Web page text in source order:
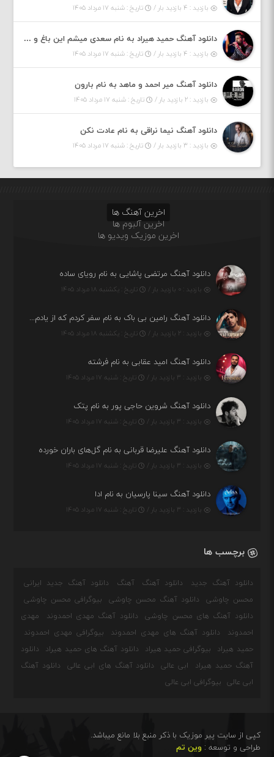
بازدید : ۴ بازدید بار / تاریخ : شنبه ۱۷ مرداد ۱۴۰۵
دانلود آهنگ حمید هیراد به نام سعدی میشم این باغ و گلستون کنی واسم خیام زمانه ام به تو پرت حواسم
بازدید : ۴ بازدید بار / تاریخ : شنبه ۱۷ مرداد ۱۴۰۵
دانلود آهنگ میر احمد و ماهد به نام بارون
بازدید : ۲ بازدید بار / تاریخ : شنبه ۱۷ مرداد ۱۴۰۵
دانلود آهنگ نیما نراقی به نام عادت نکن
بازدید : ۳ بازدید بار / تاریخ : شنبه ۱۷ مرداد ۱۴۰۵
اخرین آهنگ ها
اخرین آلبوم ها
اخرین موزیک ویدیو ها
دانلود آهنگ مرتضی پاشایی به نام رویای ساده
بازدید : ۰ بازدید بار / تاریخ : یکشنبه ۱۸ مرداد ۱۴۰۵
دانلود آهنگ رامین بی باک به نام سفر کردم که از یادم بری دیدم نمیشه
بازدید : ۲ بازدید بار / تاریخ : یکشنبه ۱۸ مرداد ۱۴۰۵
دانلود آهنگ امید عقابی به نام فرشته
بازدید : ۳ بازدید بار / تاریخ : شنبه ۱۷ مرداد ۱۴۰۵
دانلود آهنگ شروین حاجی پور به نام پتک
بازدید : ۳ بازدید بار / تاریخ : شنبه ۱۷ مرداد ۱۴۰۵
دانلود آهنگ علیرضا قربانی به نام گل‌های باران خورده
بازدید : ۳ بازدید بار / تاریخ : شنبه ۱۷ مرداد ۱۴۰۵
دانلود آهنگ سینا پارسیان به نام ادا
بازدید : ۳ بازدید بار / تاریخ : شنبه ۱۷ مرداد ۱۴۰۵
برچسب ها
دانلود آهنگ جدید دانلود آهنگ آهنگ
دانلود آهنگ جدید ایرانی
محسن چاوشی
دانلود آهنگ محسن چاوشی
بیوگرافی محسن چاوشی
دانلود آهنگ های محسن چاوشی
دانلود آهنگ مهدی احمدوند
مهدی
احمدوند
دانلود آهنگ های مهدی احمدوند
بیوگرافی مهدی احمدوند
حمید هیراد
بیوگرافی حمید هیراد دانلود آهنگ های حمید هیراد
دانلود
آهنگ حمید هیراد
ابی عالی دانلود آهنگ های ابی عالی
دانلود آهنگ
ابی عالی
بیوگرافی ابی عالی
کپی از سایت پیر موزیک با ذکر منبع بلا مانع میباشد.
طراحی و توسعه :وین تم